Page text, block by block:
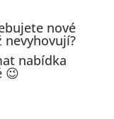
nové
nabídka
😉